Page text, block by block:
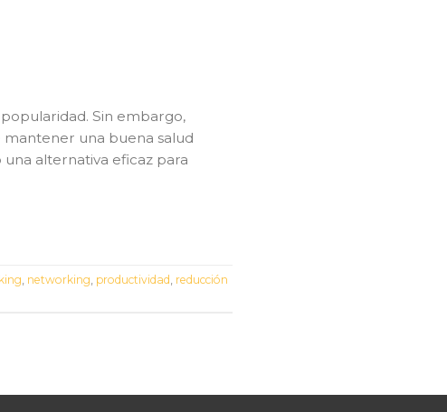
Sin embargo,
mantener una buena salud
alternativa eficaz para
networking productividad reducción